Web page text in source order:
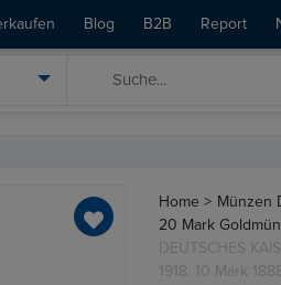
Blog B2B Report
Home > Münzen
20 Mark
DEUTSCHES
1918. 10 Mark